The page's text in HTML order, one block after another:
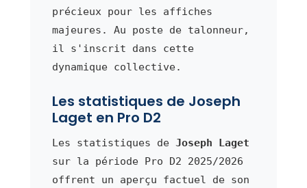
précieux pour les affiches
majeures. Au poste de talonneur,
il s'inscrit dans cette
dynamique collective.
Les statistiques de Joseph
Laget en Pro D2
Les statistiques de Joseph Laget
sur la période Pro D2 2025/2026
offrent un aperçu factuel de son